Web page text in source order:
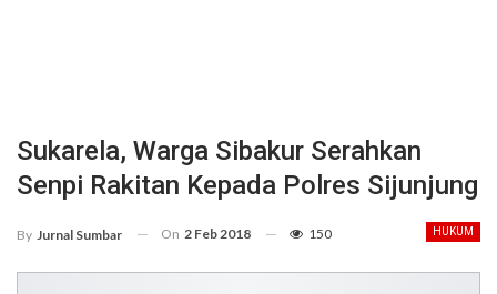
Sukarela, Warga Sibakur Serahkan
Senpi Rakitan Kepada Polres Sijunjung
HUKUM
By Jurnal Sumbar On 2 Feb 2018 150